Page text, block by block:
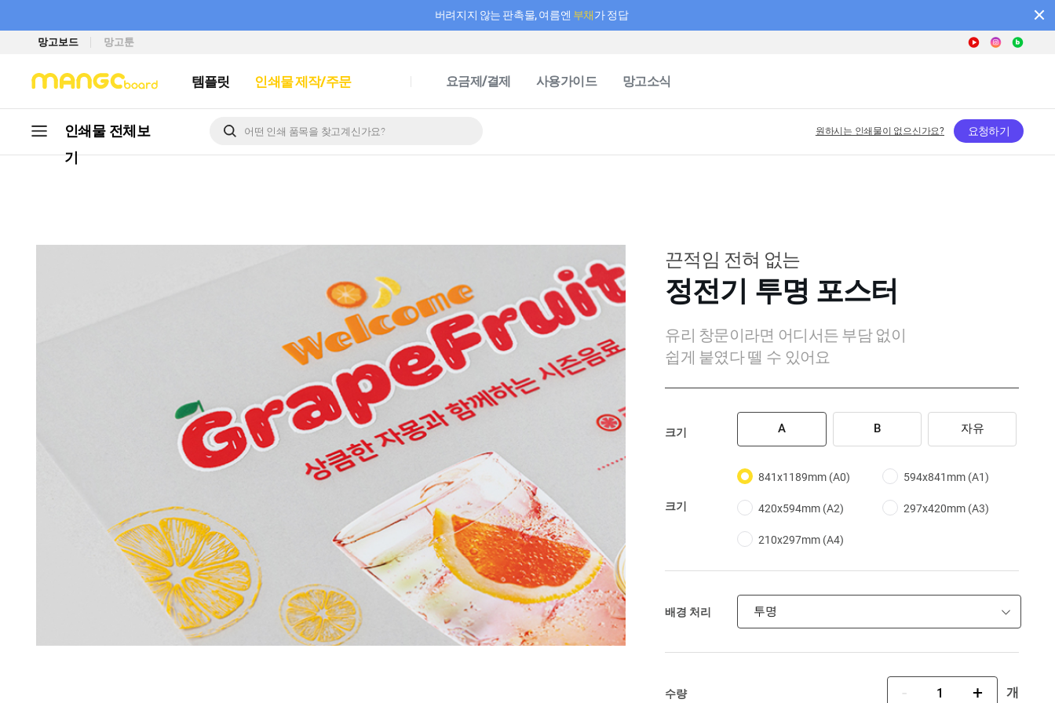
버려지지 않는 판촉물, 여름엔 부채가 정답
망고보드 망고툰
템플릿 인쇄물 제작/주문 요금제/결제 사용가이드 망고소식
인쇄물 전체 보
기
원하시는 인쇄물이 없으신가요? 요청하기
끈적임 전혀 없는
정전기 투명 포스터
유리 창문이라면 어디서든 부담 없이
쉽게 붙였다 뗄 수 있어요
크기 A B 자유
크기
841x1189mm (A0) 594x841mm (A1)
420x594mm (A2) 297x420mm (A3)
210x297mm (A4)
배경 처리 투명
수량 개
- +